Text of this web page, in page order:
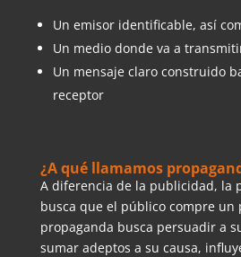
Un emisor identificable, así
Un medio donde va a
Un mensaje claro construido
receptor
¿A qué llamamos
A diferencia de la publicidad, la
busca que el público compre un
propaganda busca persuadir a
sumar adeptos a su causa,